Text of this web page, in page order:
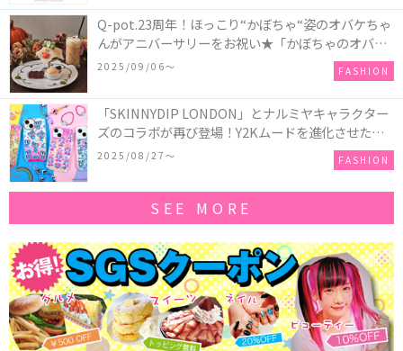
Q-pot.23周年！ほっこり“かぼちゃ“姿のオバケちゃ
んがアニバーサリーをお祝い★「かぼちゃのオバケ
ーキアクセサリー」が新発売！Q-pot CAFE.では
「かぼちゃのオバケーキプレート」も登場
2025/09/06〜 FASHION
「SKINNYDIP LONDON」とナルミヤキャラクター
ズのコラボが再び登場！Y2Kムードを進化させた新
作コレクションを発売♪
2025/08/27〜 FASHION
SEE MORE